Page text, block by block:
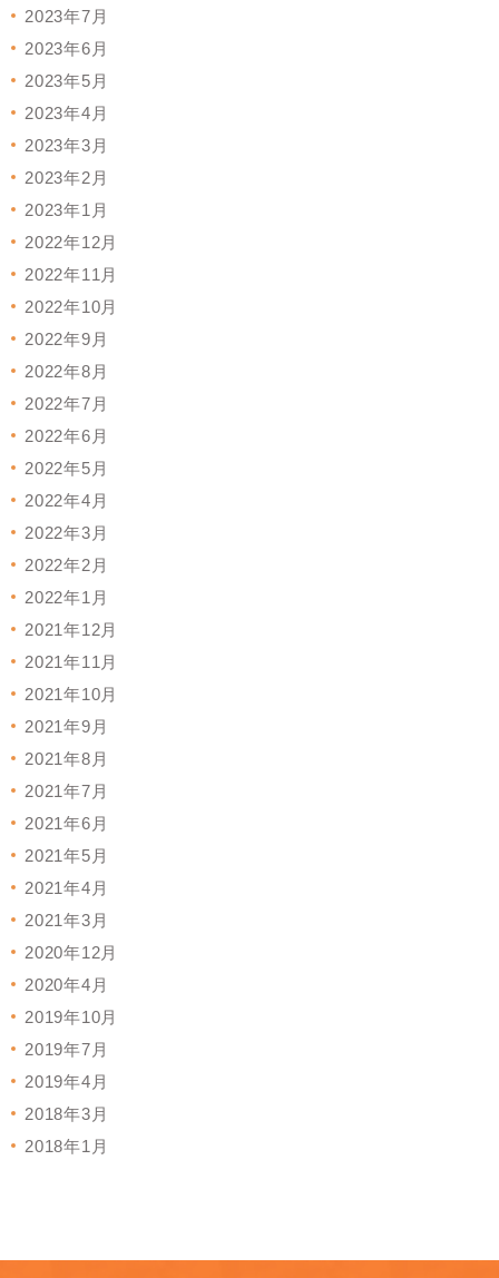
2023年7月
2023年6月
2023年5月
2023年4月
2023年3月
2023年2月
2023年1月
2022年12月
2022年11月
2022年10月
2022年9月
2022年8月
2022年7月
2022年6月
2022年5月
2022年4月
2022年3月
2022年2月
2022年1月
2021年12月
2021年11月
2021年10月
2021年9月
2021年8月
2021年7月
2021年6月
2021年5月
2021年4月
2021年3月
2020年12月
2020年4月
2019年10月
2019年7月
2019年4月
2018年3月
2018年1月